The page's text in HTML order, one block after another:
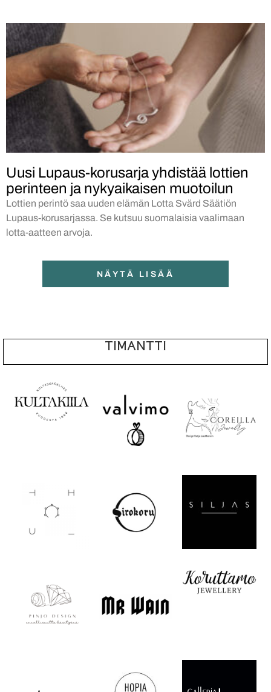
Uusi Lupaus-korusarja yhdistää lottien
perinteen ja nykyaikaisen muotoilun
Lottien perintö saa uuden elämän Lotta Svärd Säätiön
Lupaus-korusarjassa. Se kutsuu suomalaisia vaalimaan
lotta-aatteen arvoja.
NÄYTÄ LISÄÄ
TIMANTTI